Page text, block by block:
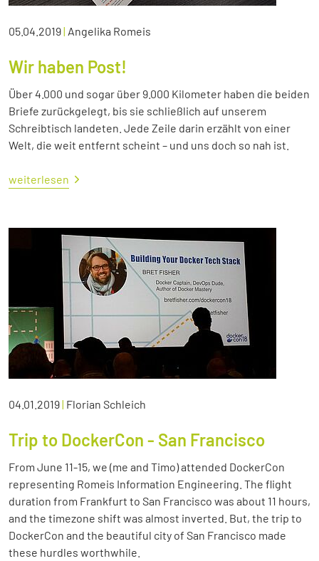
05.04.2019| Angelika Romeis
Wir haben Post!
Über 4.000 und sogar über 9.000 Kilometer haben die beiden
Briefe zurückgelegt, bis sie schließlich auf unserem
Schreibtisch landeten. Jede Zeile darin erzählt von einer
Welt, die weit entfernt scheint – und uns doch so nah ist.
weiterlesen
04.01.2019| Florian Schleich
Trip to DockerCon - San Francisco
From June 11-15, we (me and Timo) attended DockerCon
representing Romeis Information Engineering. The flight
duration from Frankfurt to San Francisco was about 11 hours,
and the timezone shift was almost inverted. But, the trip to
DockerCon and the beautiful city of San Francisco made
these hurdles worthwhile.